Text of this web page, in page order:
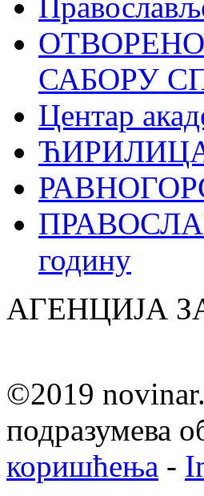
САБОРУ
Центар
годину
АГЕНЦИЈА
©2019
подразумева
коришћења -